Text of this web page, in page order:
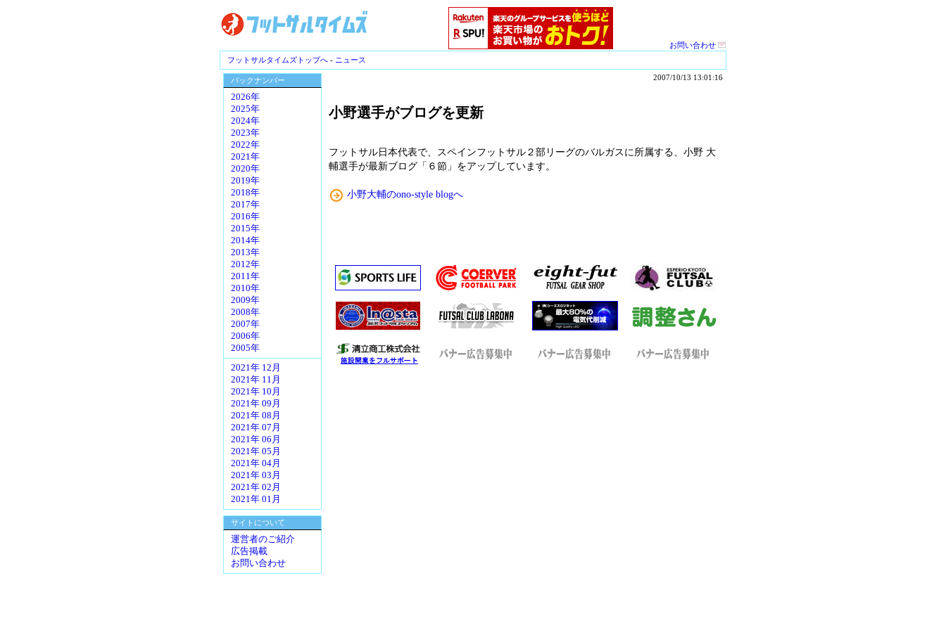
お問い合わせ
フットサルタイムズトップへ - ニュース
バックナンバー
2026年
2025年
2024年
2023年
2022年
2021年
2020年
2019年
2018年
2017年
2016年
2015年
2014年
2013年
2012年
2011年
2010年
2009年
2008年
2007年
2006年
2005年
2021年 12月
2021年 11月
2021年 10月
2021年 09月
2021年 08月
2021年 07月
2021年 06月
2021年 05月
2021年 04月
2021年 03月
2021年 02月
2021年 01月
サイトについて
運営者のご紹介
広告掲載
お問い合わせ
2007/10/13 13:01:16
小野選手がブログを更新
フットサル日本代表で、スペインフットサル２部リーグのバルガスに所属する、小野 大
輔選手が最新ブログ「６節」をアップしています。
小野大輔のono-style blogへ